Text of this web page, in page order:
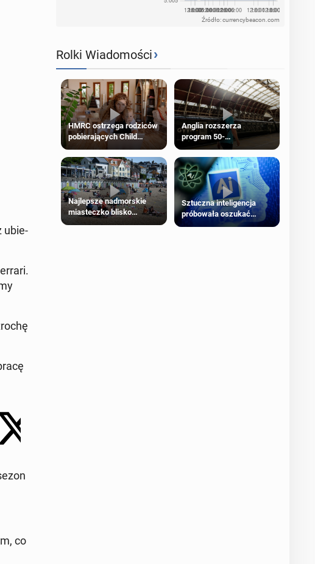
ubie­
co
Źródło: currencybeacon.com
Rolki Wiadomości›
HMRC ostrzega rodziców
pobierających Child
Benefit. Mogą być
zobowiązani do zwrotu
zasiłku
Anglia rozszerza
program 50-
procentowych zniżek
kolejowych na 18-latków
Najlepsze nadmorskie
miasteczko blisko
Sztuczna inteligencja
próbowała oszukać
człowieka